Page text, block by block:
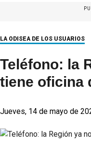
LA ODISEA DE LOS USUARIOS
Teléfono: la
tiene oficina
Jueves, 14 de mayo de